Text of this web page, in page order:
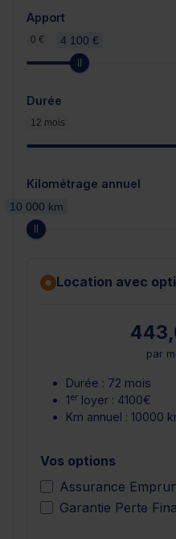
Apport
0 € 4 100 €
Durée
12 mois
Kilométrage annuel
10 000 km
Location avec
par
Durée : 72 mois
1er loyer : 4100€
Km annuel : 10000
Vos options
Assurance
Garantie Perte